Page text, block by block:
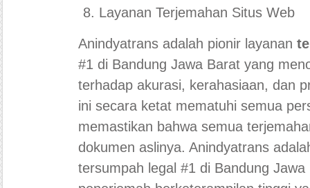
Layanan Terjemahan Situs Web
Anindyatrans adalah pionir layanan
#1 di Bandung Jawa Barat yang
terhadap akurasi, kerahasiaan, dan
ini secara ketat mematuhi semua
memastikan bahwa semua
dokumen aslinya. Anindyatrans
tersumpah legal #1 di Bandung